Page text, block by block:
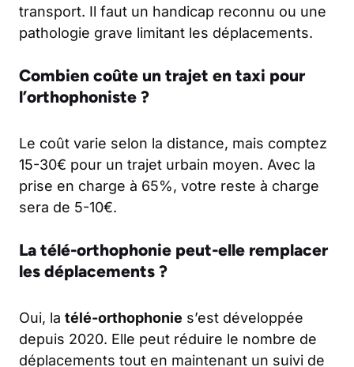
transport. Il faut un handicap reconnu ou une
pathologie grave limitant les déplacements.
Combien coûte un trajet en taxi pour
l’orthophoniste ?
Le coût varie selon la distance, mais comptez
15-30€ pour un trajet urbain moyen. Avec la
prise en charge à 65%, votre reste à charge
sera de 5-10€.
La télé-orthophonie peut-elle remplacer
les déplacements ?
Oui, la télé-orthophonie s’est développée
depuis 2020. Elle peut réduire le nombre de
déplacements tout en maintenant un suivi de